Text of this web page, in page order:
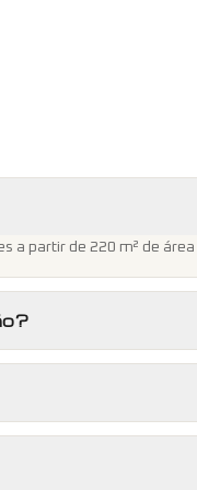
a partir de 220 m² de